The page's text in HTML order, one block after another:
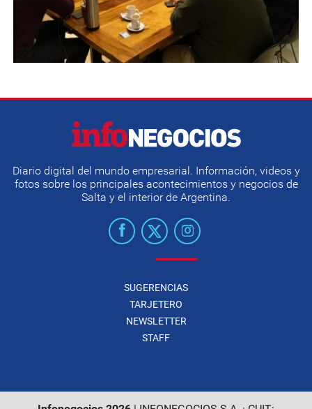
Diario digital del mundo empresarial. Información, videos y
fotos sobre los principales acontecimientos y negocios de
Salta y el interior de Argentina.
SUGERENCIAS
TARJETERO
NEWSLETTER
STAFF